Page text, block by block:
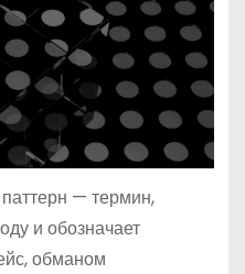
— термин,
и обозначает
обманом